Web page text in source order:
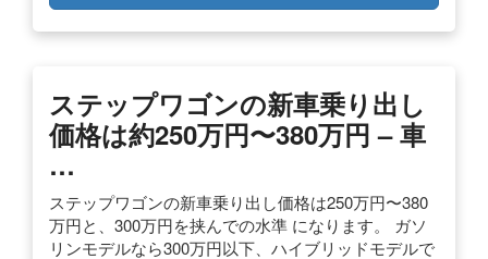
ステップワゴンの新車乗り出し
価格は約250万円〜380万円 – 車
…
ステップワゴンの新車乗り出し価格は250万円〜380
万円と、300万円を挟んでの水準 になります。 ガソ
リンモデルなら300万円以下、ハイブリッドモデルで